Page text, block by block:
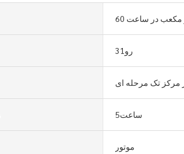
مکعب در ساعت
رو31
مرکز تک مرحله ای
ساعت5
موتور